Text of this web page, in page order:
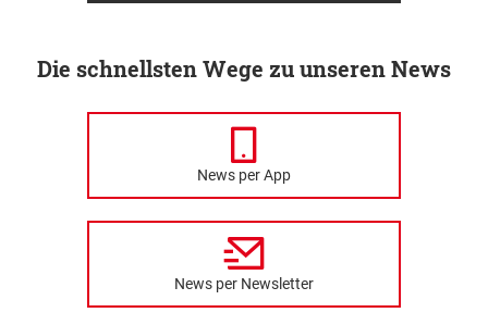
Die schnellsten Wege zu unseren News
News per App
News per Newsletter